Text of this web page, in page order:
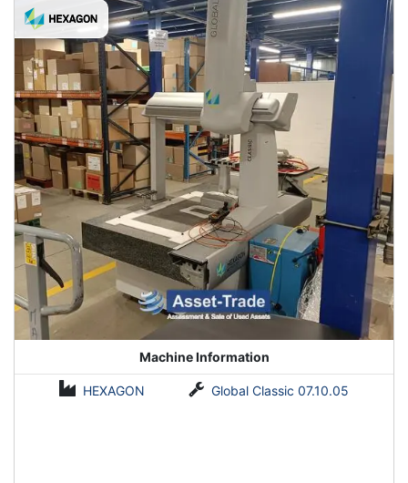
Machine Information
HEXAGON Global Classic 07.10.05